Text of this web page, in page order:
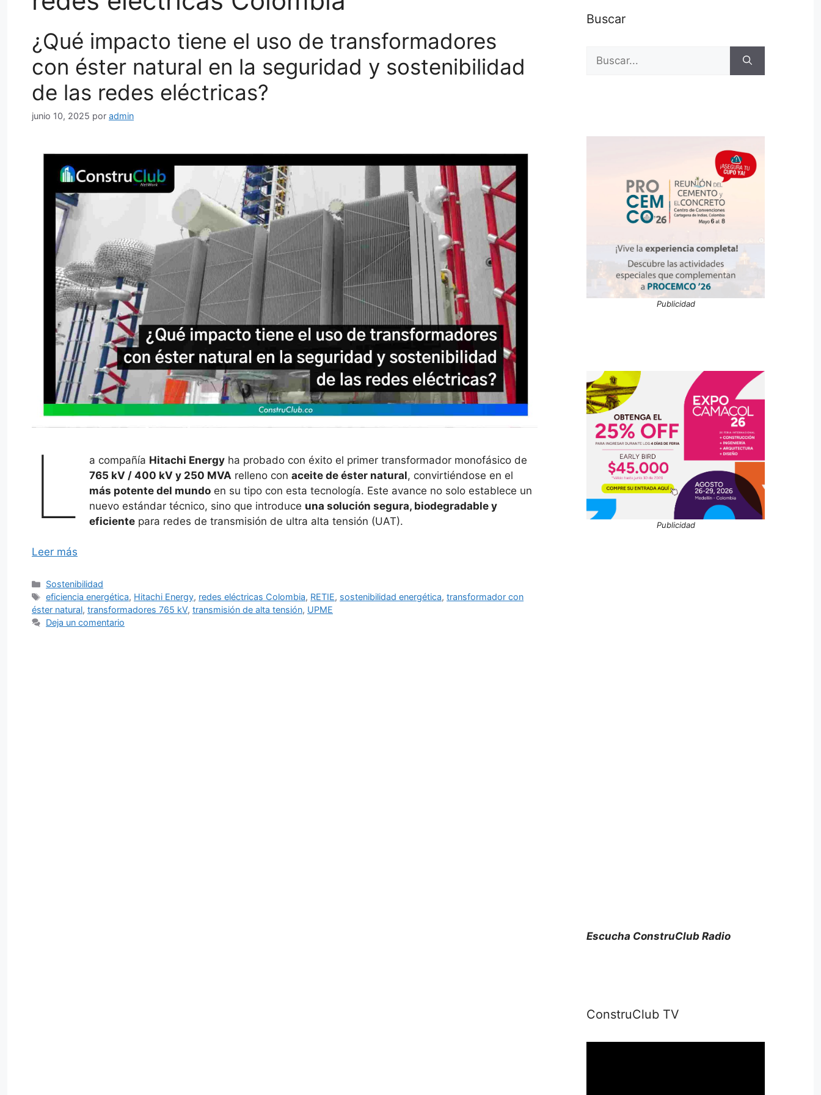
¿Qué impacto tiene el uso de transformadores
con éster natural en la seguridad y sostenibilidad
de las redes eléctricas?
junio 10, 2025 por admin
L a compañía Hitachi Energy ha probado con éxito el primer transformador monofásico de
765 kV / 400 kV y 250 MVA relleno conaceite de éster natural, convirtiéndose en el
más potente del mundo en su tipo con esta tecnología. Este avance no solo establece un
nuevo estándar técnico, sino que introduce una solución segura, biodegradable y
eficiente para redes de transmisión de ultra alta tensión (UAT).
Leer más
Categorías
Sostenibilidad
Etiquetas
eficiencia energética, Hitachi Energy, redes eléctricas Colombia, RETIE, sostenibilidad energética,transformador con
éster natural, transformadores 765 kV, transmisión de alta tensión, UPME
Deja un comentario
Buscar
Buscar:
Publicidad
Publicidad
Escucha ConstruClub Radio
ConstruClub TV